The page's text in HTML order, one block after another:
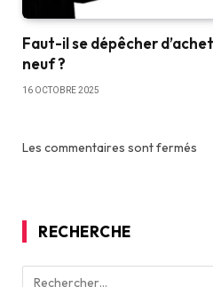
Faut-il se dépêcher
neuf ?
16 OCTOBRE 2025
Les commentaires sont fermés
RECHERCHE